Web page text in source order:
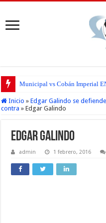
Municipal vs Cobán Imperial
Inicio » Edgar Galindo se
contra » Edgar Galindo
Edgar Galindo
admin 1 febrero, 2016